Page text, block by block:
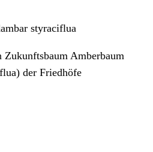
styraciflua
Amberbaum
der Friedhöfe